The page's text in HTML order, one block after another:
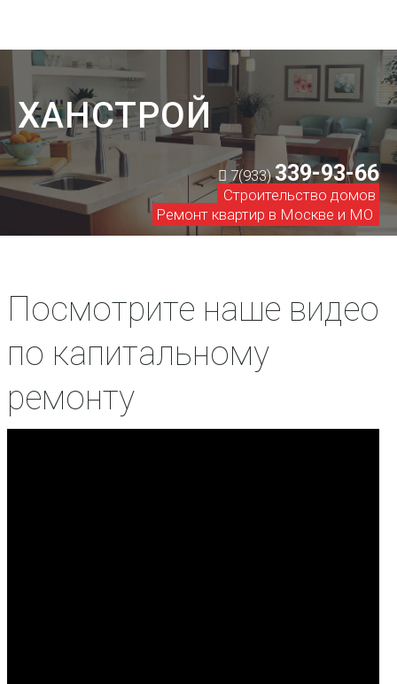
ХАНСТРОЙ
7(933)339-93-66
Строительство домов
Ремонт квартир в Москве и МО
Посмотрите наше видео
по капитальному
ремонту